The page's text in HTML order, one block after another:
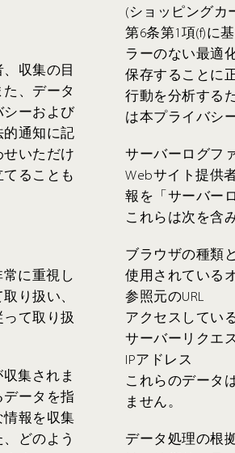
収集の目
、データ
ーおよび
的通知に記
いただけ
ることも
に重視し
り扱い、
て取り扱
集されま
ータを指
情報を収集
どのよう
(ショッピングカ
第6条第1項(f)に
ラーのない最適
保存することに
行動を分析する
は本プライバシ
サーバーログフ
Webサイト提供
報を「サーバー
これらは次を含
ブラウザの種類
使用されている
参照元のURL
アクセスしてい
サーバーリクエ
IPアドレス
これらのデータ
ません。
データ処理の根